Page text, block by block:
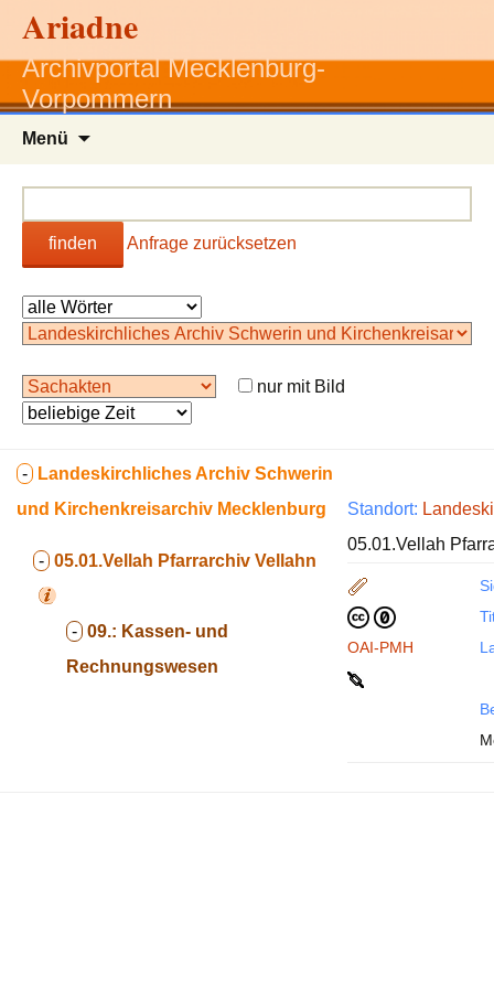
Ariadne
Archivportal Mecklenburg-
Vorpommern
Menü
finden Anfrage zurücksetzen
nur mit Bild
- Landeskirchliches Archiv Schwerin
und Kirchenkreisarchiv Mecklenburg
- 05.01.Vellah Pfarrarchiv Vellahn
- 09.: Kassen- und
Rechnungswesen
Standort:
05.01.Vellah
OAI-PMH